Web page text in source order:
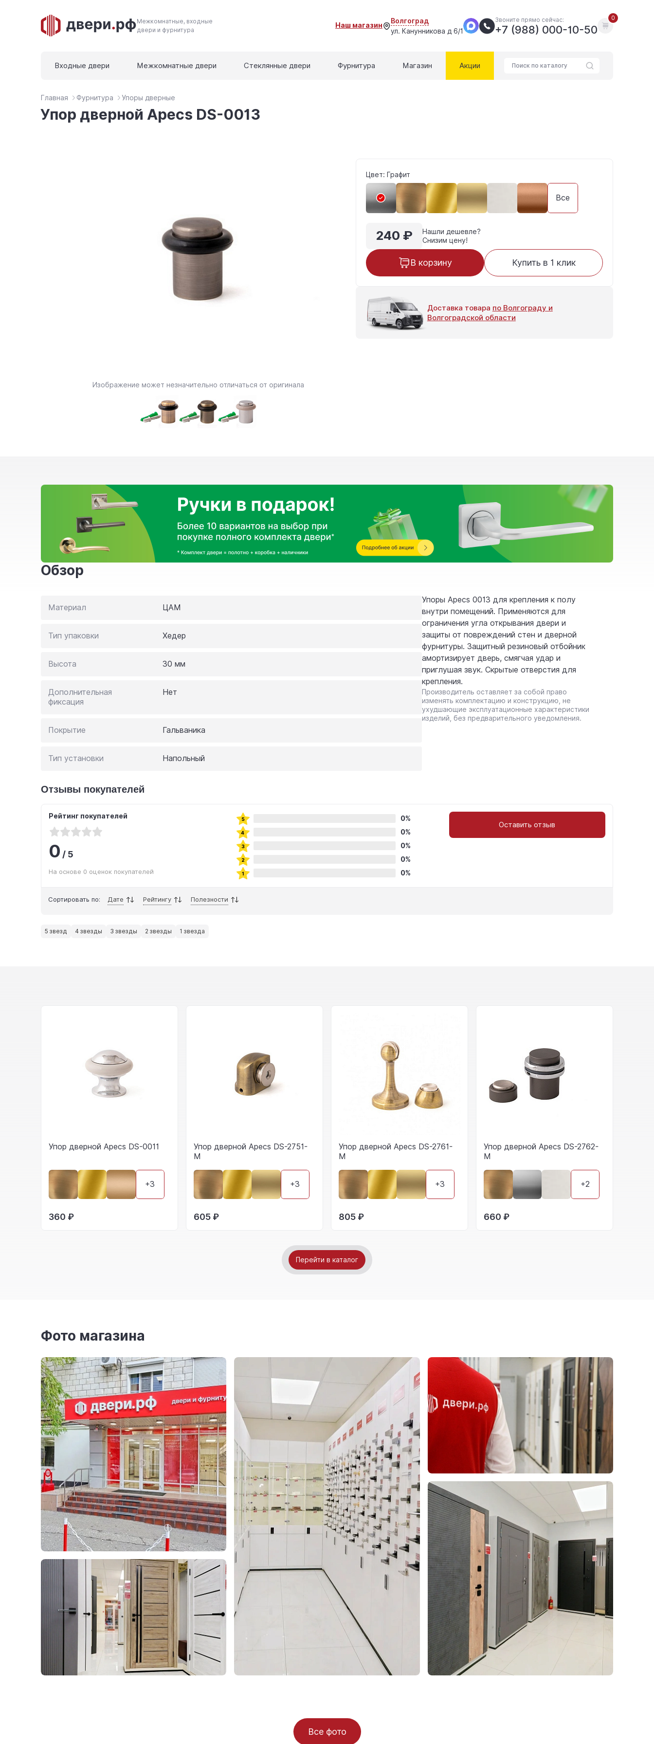
Межкомнатные, входные
двери и фурнитура
Наш магазин Волгоград
ул. Канунникова д 6/1
Звоните прямо сейчас:
+7 (988) 000-10-50
0
Входные двери Межкомнатные двери Стеклянные двери Фурнитура Магазин Акции
Главная Фурнитура Упоры дверные
Упор дверной Apecs DS-0013
Изображение может незначительно отличаться от оригинала
Цвет: Графит
Все
240 ₽
Нашли дешевле?
Снизим цену!
В корзину Купить в 1 клик
Доставка товара по Волгограду и
Волгоградской области
Обзор
Материал ЦАМ
Тип упаковки Хедер
Высота 30 мм
Дополнительная
фиксация
Нет
Покрытие Гальваника
Тип установки Напольный
Упоры Apecs 0013 для крепления к полу
внутри помещений. Применяются для
ограничения угла открывания двери и
защиты от повреждений стен и дверной
фурнитуры. Защитный резиновый отбойник
амортизирует дверь, смягчая удар и
приглушая звук. Скрытые отверстия для
крепления.
Производитель оставляет за собой право
изменять комплектацию и конструкцию, не
ухудшающие эксплуатационные характеристики
изделий, без предварительного уведомления.
Отзывы покупателей
Рейтинг покупателей
0/5
На основе 0 оценок покупателей
0%
0%
0%
0%
0%
Оставить отзыв
Сортировать по: Дате Рейтингу Полезности
5 звезд 4 звезды 3 звезды 2 звезды 1 звезда
Упор дверной Apecs DS-0011
+3
360 ₽
Упор дверной Apecs DS-2751-
M
+3
605 ₽
Упор дверной Apecs DS-2761-
M
+3
805 ₽
Упор дверной Apecs DS-2762-
M
+2
660 ₽
Перейти в каталог
Фото магазина
Все фото